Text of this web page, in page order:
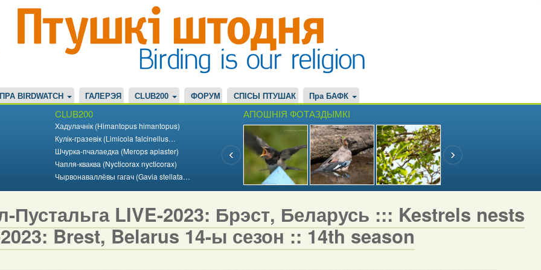
ПРА BIRDWATCH ГАЛЕРЭЯ CLUB200 ФОРУМ СПІСЫ ПТУШАК Пра БАФК
CLUB200
Хадулачнік (Himantopus himantopus)
Кулік-гразевік (Limicola falcinellus…
Шчурка-пчалаедка (Merops apiaster)
Чапля-кваква (Nycticorax nycticorax)
Чырвонаваллёвы гагач (Gavia stellata…
АПОШНІЯ ФОТАЗДЫМКІ
Пустальга LIVE-2023: Брэст, Беларусь ::: Kestrels nests
Brest, Belarus 14-ы сезон :: 14th season